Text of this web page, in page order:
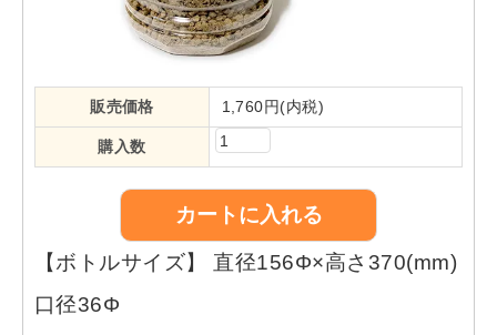
販売価格 1,760円(内税)
購入数
【ボトルサイズ】 直径156Φ×高さ370(mm)
口径36Φ